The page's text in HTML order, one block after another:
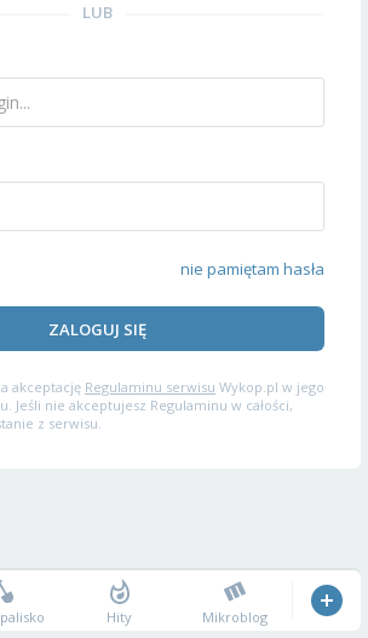
LUB
nie pamiętam hasła
ZALOGUJ SIĘ
akceptację Regulaminu serwisu Wykop.pl w jego
Jeśli nie akceptujesz Regulaminu w całości,
z serwisu.
Hity Mikroblog